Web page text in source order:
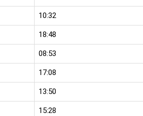
10:32
18:48
08:53
17:08
13:50
15:28